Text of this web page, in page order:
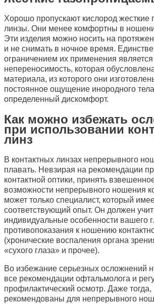
Хорошо пропускают кислород жесткие
линзы. Они менее комфортны в
Эти изделия можно носить на
и не снимать в ночное время.
ограничением их применения
непереносимость, которая
материала, из которого они
постоянное ощущение инородного тела
определенный дискомфорт.
Как можно избежать
при использовании
линз
В контактных линзах непрерывного
плавать. Невзирая на рекомендации
контактной оптики, принять
возможности непрерывного ношения
может только специалист, который
соответствующий опыт. Он должен
индивидуальные особенности вашего
противопоказания к ношению
(хронические воспаления органа
«сухого глаза» и прочее).
Во избежание серьезных осложнений
все рекомендации офтальмолога и
профилактический осмотр. Даже тогда,
рекомендованы для непрерывного